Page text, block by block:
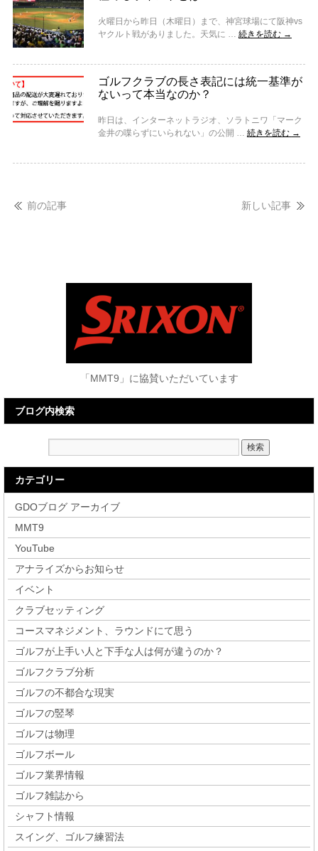
火曜日から昨日（木曜日）まで、神宮球場にて阪神vs
ヤクルト戦がありました。天気に … 続きを読む →
ゴルフクラブの長さ表記には統一基準が
ないって本当なのか？
昨日は、インターネットラジオ、ソラトニワ「マーク
金井の喋らずにいられない」の公開 … 続きを読む →
前の記事 新しい記事
「MMT9」に協賛いただいています
ブログ内検索
カテゴリー
GDOブログ アーカイブ
MMT9
YouTube
アナライズからお知らせ
イベント
クラブセッティング
コースマネジメント、ラウンドにて思う
ゴルフが上手い人と下手な人は何が違うのか？
ゴルフクラブ分析
ゴルフの不都合な現実
ゴルフの竪琴
ゴルフは物理
ゴルフボール
ゴルフ業界情報
ゴルフ雑誌から
シャフト情報
スイング、ゴルフ練習法